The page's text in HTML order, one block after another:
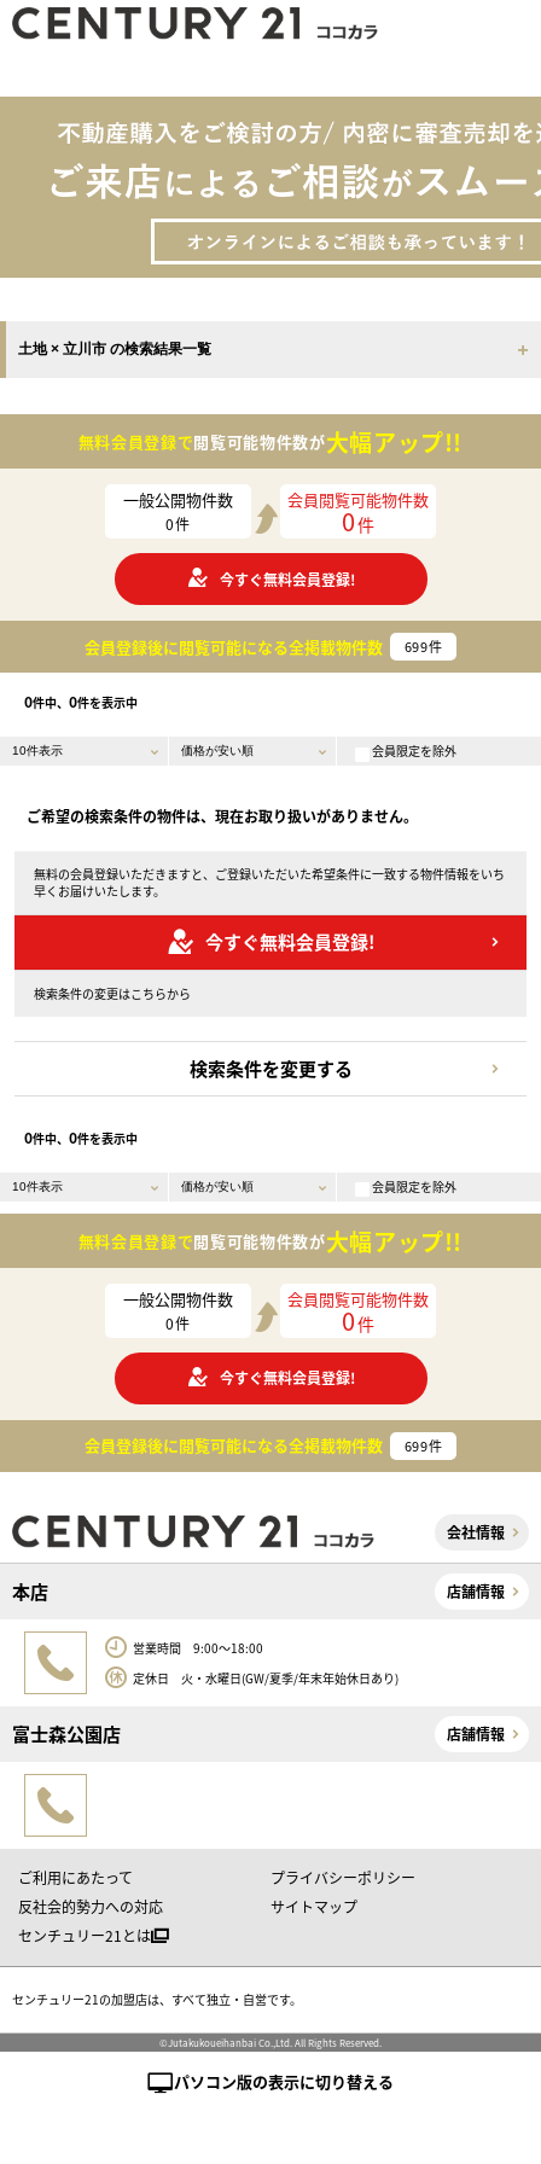
土地 × 立川市 の検索結果一覧
無料会員登録で閲覧可能物件数が大幅アップ!!
一般公開物件数
0件
会員閲覧可能物件数
0件
今すぐ無料会員登録!
会員登録後に閲覧可能になる全掲載物件数 699件
0件中、 0件を表示中
会員限定を除外
ご希望の検索条件の物件は、現在お取り扱いがありません。
無料の会員登録いただきますと、ご登録いただいた希望条件に一致する物件情報をいち
早くお届けいたします。
今すぐ無料会員登録!
検索条件の変更はこちらから
検索条件を変更する
0件中、 0件を表示中
会員限定を除外
無料会員登録で閲覧可能物件数が大幅アップ!!
一般公開物件数
0件
会員閲覧可能物件数
0件
今すぐ無料会員登録!
会員登録後に閲覧可能になる全掲載物件数 699件
会社情報
本店 店舗情報
営業時間 9:00～18:00
定休日 火・水曜日(GW/夏季/年末年始休日あり)
富士森公園店 店舗情報
ご利用にあたって
プライバシーポリシー
反社会的勢力への対応
サイトマップ
センチュリー21とは
センチュリー21の加盟店は、すべて独立・自営です。
©Jutakukoueihanbai Co.,Ltd. All Rights Reserved.
パソコン版の表示に切り替える